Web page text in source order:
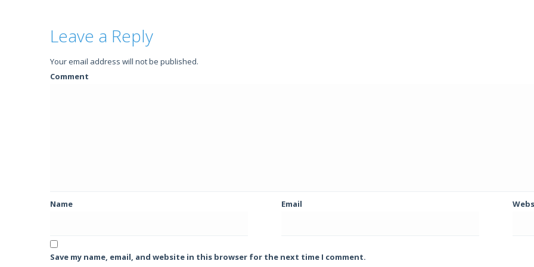
Leave a Reply
Your email address will not be published.
Comment
Name Email
Save my name, email, and website in this browser for the next time I comment.